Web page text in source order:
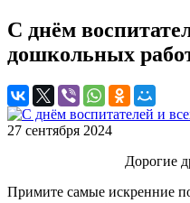
С днём
дошкольных
27 сентября 2024
Дорогие
Примите самые искренние